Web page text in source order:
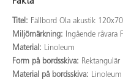
Titel: Fällbord Ola akustik 120x70
Miljömärkning:
Ingående råvara
Material: Linoleum
Form på bordsskiva: Rektangulär
Material på bordsskiva: Linoleum